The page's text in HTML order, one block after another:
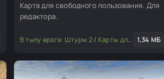
Карта для свободного пользования. Для
редактора.
В тылу врага: Штурм 2/ Карты для редактора 1,34 МБ